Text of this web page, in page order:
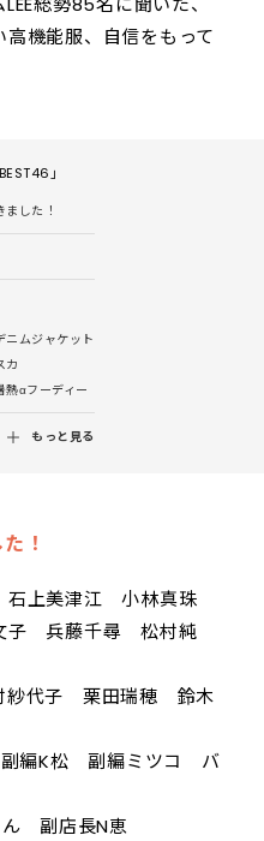
機能服、自信をもって
」
した！
ニムジャケット
カ
熱αフーディー
もっと見る
！
石上美津江 小林真珠
子 兵藤千尋 松村純
紗代子 栗田瑞穂 鈴木
編K松 副編ミツコ バ
ん 副店長N恵